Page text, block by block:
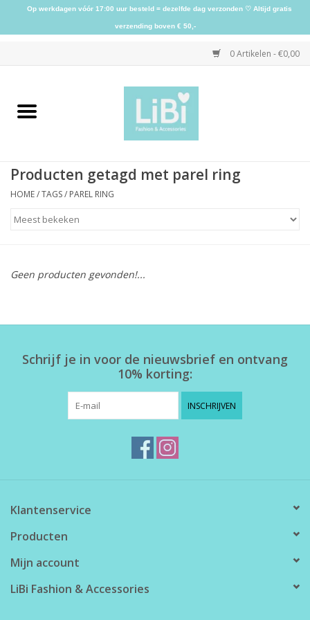
0 Artikelen - €0,00
Home
Schoenen
Herensokken
Producten getagd met parel ring
HOME/TAGS/ PAREL RING
Geen producten gevonden!...
Schrijf je in voor de nieuwsbrief en ontvang
10% korting:
INSCHRIJVEN
Klantenservice
Producten
Mijn account
LiBi Fashion & Accessories
Op werkdagen vóór 17:00 uur besteld = dezelfde dag verzonden ♡ Altijd gratis
verzending boven € 50,-